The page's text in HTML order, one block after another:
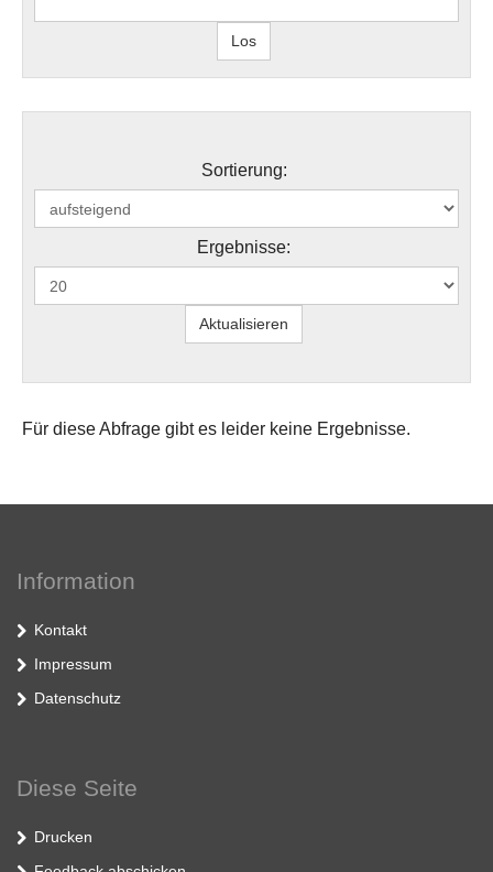
Sortierung:
Ergebnisse:
Für diese Abfrage gibt es leider keine Ergebnisse.
Information
Kontakt
Impressum
Datenschutz
Diese Seite
Drucken